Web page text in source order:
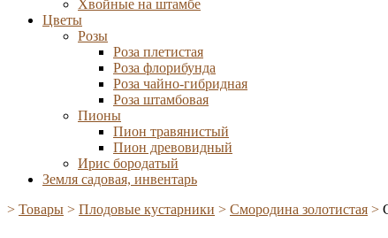
Хвойные на штамбе
Цветы
Розы
Роза плетистая
Роза флорибунда
Роза чайно-гибридная
Роза штамбовая
Пионы
Пион травянистый
Пион древовидный
Ирис бородатый
Земля садовая, инвентарь
> Товары > Плодовые кустарники > Смородина золотистая >